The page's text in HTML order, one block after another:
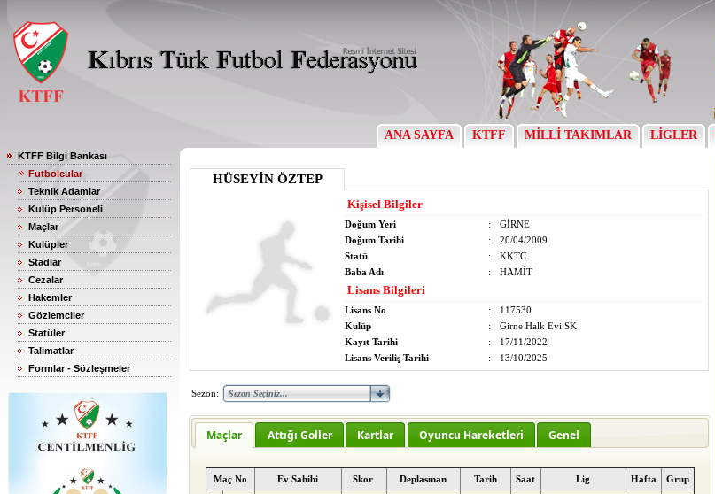
ANA SAYFA KTFF MİLLİ TAKIMLAR LİGLER
KTFF Bilgi Bankası
Futbolcular
Teknik Adamlar
Kulüp Personeli
Maçlar
Kulüpler
Stadlar
Cezalar
Hakemler
Gözlemciler
Statüler
Talimatlar
Formlar - Sözleşmeler
HÜSEYİN ÖZTEP
Kişisel Bilgiler
Doğum Yeri :
GİRNE
Doğum Tarihi
:
20/04/2009
Statü
:
KKTC
Baba Adı
: HAMİT
Lisans Bilgileri
Lisans No :
117530
Kulüp
:
Girne Halk Evi SK
Kayıt Tarihi
:
17/11/2022
Lisans Veriliş Tarihi
: 13/10/2025
Sezon:
Maçlar Attığı Goller Kartlar Oyuncu Hareketleri Genel
Maç No Ev Sahibi Skor Deplasman Tarih Saat Lig Hafta Grup